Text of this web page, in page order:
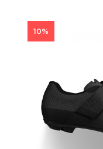
10%